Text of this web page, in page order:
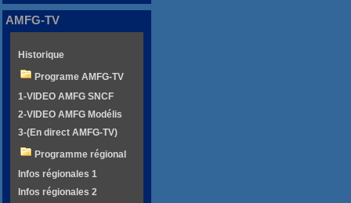
AMFG-TV
Historique
Programe AMFG-TV
1-VIDEO AMFG SNCF
2-VIDEO AMFG Modélis
3-(En direct AMFG-TV)
Programme régional
Infos régionales 1
Infos régionales 2